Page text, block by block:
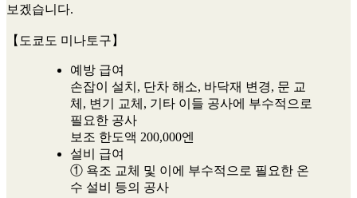
보겠습니다.
【도쿄도 미나토구】
예방 급여
손잡이 설치, 단차 해소, 바닥재 변경, 문 교
체, 변기 교체, 기타 이들 공사에 부수적으로
필요한 공사
보조 한도액 200,000엔
설비 급여
① 욕조 교체 및 이에 부수적으로 필요한 온
수 설비 등의 공사